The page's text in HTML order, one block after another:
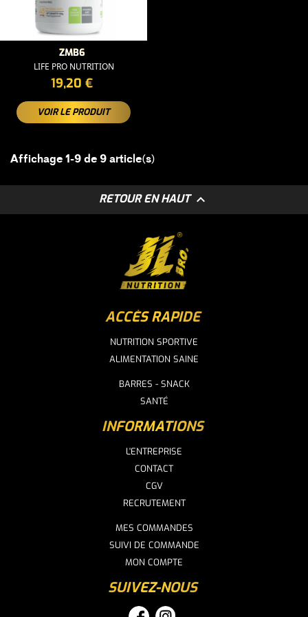
ZMB6
LIFE PRO NUTRITION
PRIX
19,20 €
VOIR LE PRODUIT
Affichage 1-9 de 9 article(s)
RETOUR EN HAUT 
ACCÈS RAPIDE
NUTRITION SPORTIVE
ALIMENTATION SAINE
BARRES - SNACK
SANTÉ
INFORMATIONS
L'ENTREPRISE
CONTACT
CGV
RECRUTEMENT
MES COMMANDES
SUIVI DE COMMANDE
MON COMPTE
SUIVEZ-NOUS